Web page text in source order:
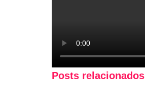
Posts relacionados